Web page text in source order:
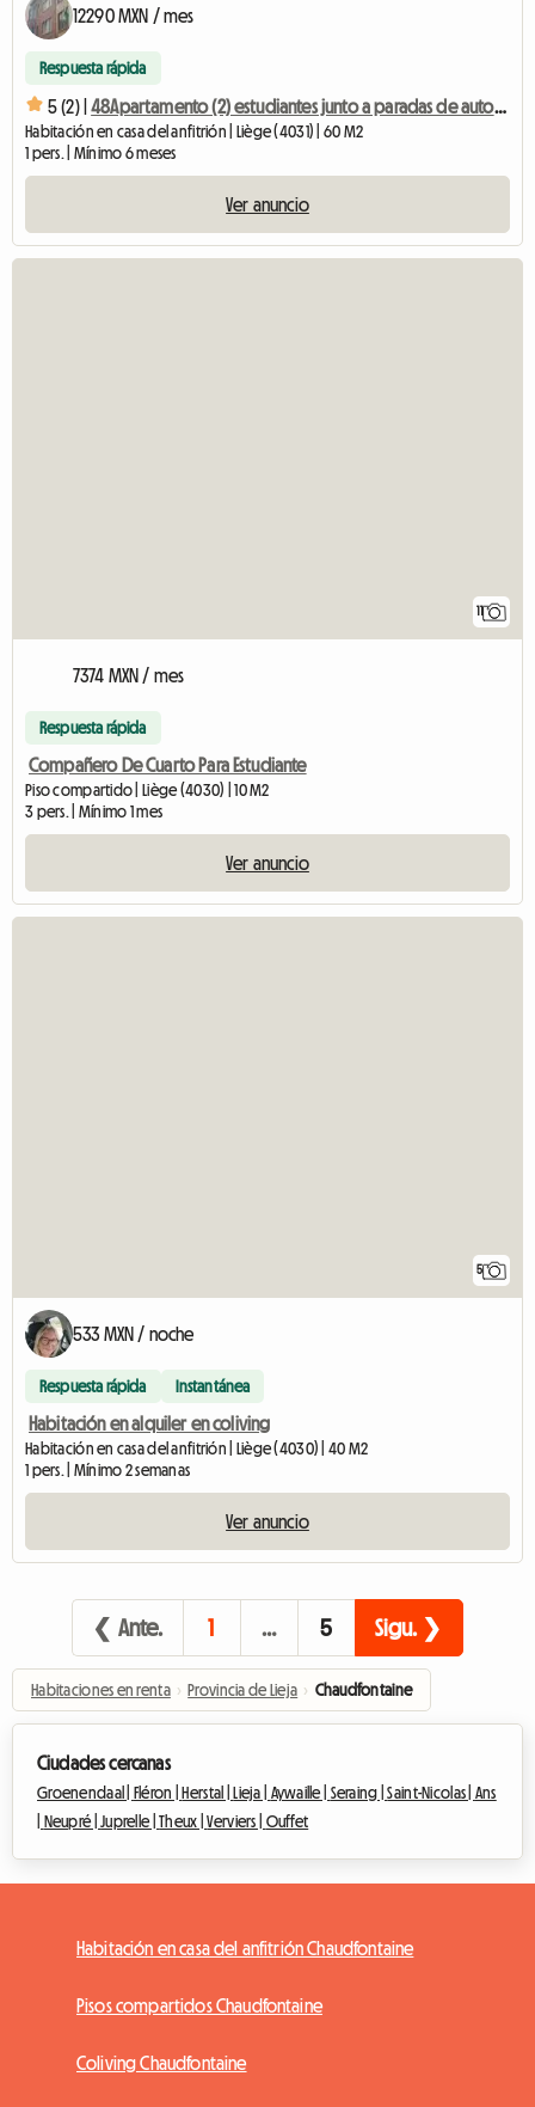
12290 MXN / mes
Respuesta rápida
5 (2) | 48Apartamento (2) estudiantes junto a paradas de autobús 48-25
Habitación en casa del anfitrión | Liège (4031) | 60 M2
1 pers. | Mínimo 6 meses
Ver anuncio
11
7374 MXN / mes
Respuesta rápida
Compañero De Cuarto Para Estudiante
Piso compartido | Liège (4030) | 10 M2
3 pers. | Mínimo 1 mes
Ver anuncio
5
533 MXN / noche
Respuesta rápida Instantánea
Habitación en alquiler en coliving
Habitación en casa del anfitrión | Liège (4030) | 40 M2
1 pers. | Mínimo 2 semanas
Ver anuncio
❮ Ante. 1 … 5 Sigu. ❯
Habitaciones en renta › Provincia de Lieja › Chaudfontaine
Ciudades cercanas
Groenendaal | Fléron | Herstal | Lieja | Aywaille | Seraing |Saint-Nicolas | Ans
Neupré |Juprelle |Theux |Verviers | Ouffet
Habitación en casa del anfitrión Chaudfontaine
Pisos compartidos Chaudfontaine
Coliving Chaudfontaine